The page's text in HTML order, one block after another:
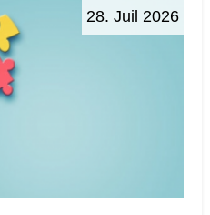
28. Juil 2026